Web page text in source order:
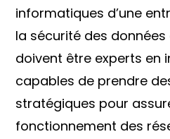
informatiques d’une
la sécurité des données
doivent être experts en
capables de prendre
stratégiques pour
fonctionnement des